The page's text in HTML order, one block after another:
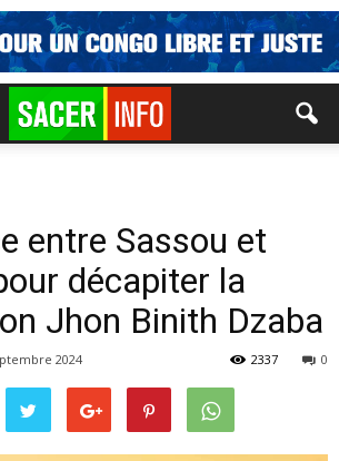
entre Sassou et
décapiter la
Jhon Binith Dzaba
2024 0
2337